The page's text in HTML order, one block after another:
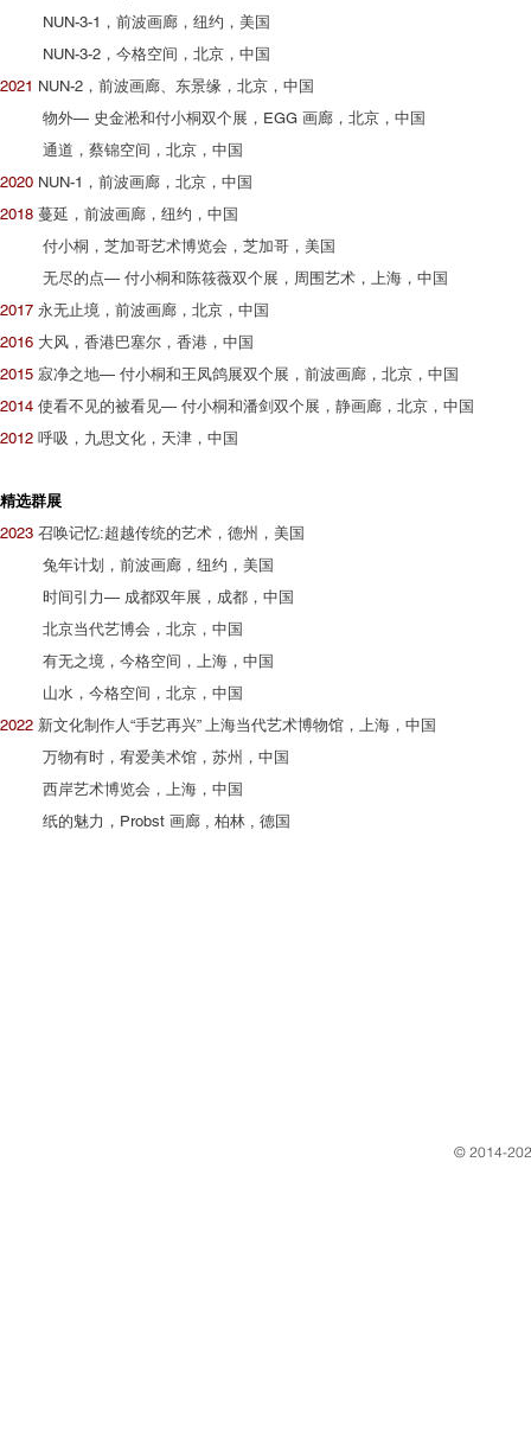
NUN-3-1，前波画廊，纽约，美国
NUN-3-2，今格空间，北京，中国
2021 NUN-2，前波画廊、东景缘，北京，中国
物外— 史金淞和付小桐双个展，EGG 画廊，北京，中国
通道，蔡锦空间，北京，中国
2020 NUN-1，前波画廊，北京，中国
2018 蔓延，前波画廊，纽约，中国
付小桐，芝加哥艺术博览会，芝加哥，美国
无尽的点— 付小桐和陈筱薇双个展，周围艺术，上海，中国
2017 永无止境，前波画廊，北京，中国
2016 大风，香港巴塞尔，香港，中国
2015 寂净之地— 付小桐和王凤鸽展双个展，前波画廊，北京，中国
2014 使看不见的被看见— 付小桐和潘剑双个展，静画廊，北京，中国
2012 呼吸，九思文化，天津，中国
精选群展
2023 召唤记忆:超越传统的艺术，德州，美国
兔年计划，前波画廊，纽约，美国
时间引力— 成都双年展，成都，中国
北京当代艺博会，北京，中国
有无之境，今格空间，上海，中国
山水，今格空间，北京，中国
2022 新文化制作人“手艺再兴” 上海当代艺术博物馆，上海，中国
万物有时，宥爱美术馆，苏州，中国
西岸艺术博览会，上海，中国
纸的魅力，Probst 画廊 , 柏林 , 德国
​© 2014-